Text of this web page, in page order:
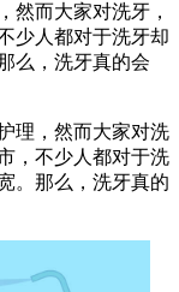
然而大家对洗牙，
少人都对于洗牙却
么，洗牙真的会
，然而大家对洗
，不少人都对于洗
。那么，洗牙真的